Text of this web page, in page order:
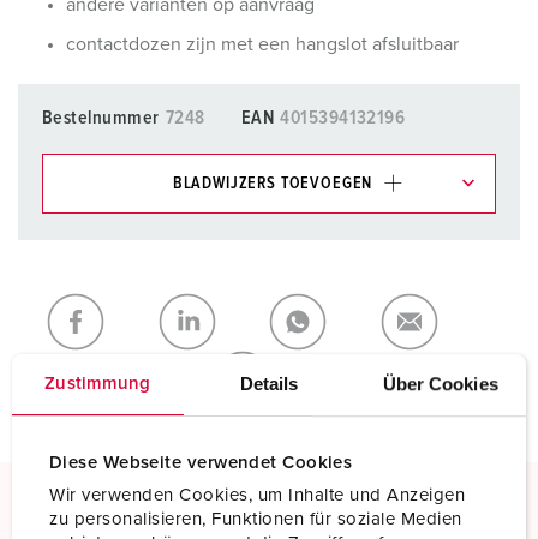
Zustimmung Details Über Cookies
Diese Webseite verwendet Cookies
Wir verwenden Cookies, um Inhalte und Anzeigen
zu personalisieren, Funktionen für soziale Medien
andere varianten op aanvraag
contactdozen zijn met een hangslot afsluitbaar
Bestelnummer 7248 EAN 4015394132196
BLADWIJZERS TOEVOEGEN
Mijn lijst TOEVOEGEN
NIEUW LIJST MAKEN
Schroefklemmen